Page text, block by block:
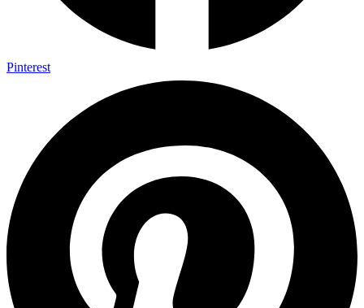
Pinterest